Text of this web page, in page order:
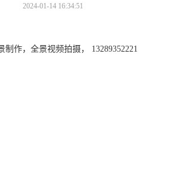
2024-01-14 16:34:51
作，全景视频拍摄， 13289352221